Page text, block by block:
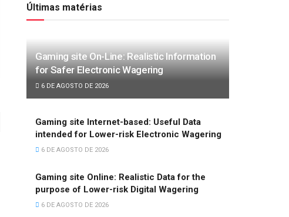
Últimas matérias
Gaming site On-Line: Realistic Information
for Safer Electronic Wagering
6 DE AGOSTO DE 2026
Gaming site Internet-based: Useful Data
intended for Lower-risk Electronic Wagering
6 DE AGOSTO DE 2026
Gaming site Online: Realistic Data for the
purpose of Lower-risk Digital Wagering
6 DE AGOSTO DE 2026